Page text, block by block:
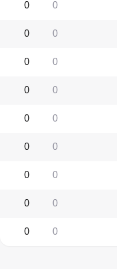
0
0
0
0
0
0
0
0
0
0
0
0
0
0
0
0
0
0